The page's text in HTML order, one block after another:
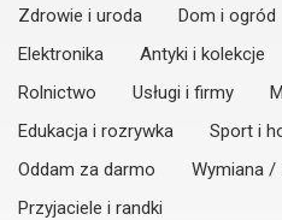
Zdrowie i uroda
Dom i ogród
Elektronika
Antyki i kolekcje
Rolnictwo
Usługi i firmy
Edukacja i rozrywka
Sport i
Oddam za darmo
Wymiana /
Przyjaciele i randki